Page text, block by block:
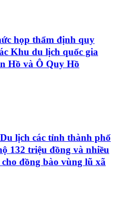
họp thẩm định quy
Khu du lịch quốc gia
Hồ và Ô Quy Hồ
lịch các tỉnh thành phố
132 triệu đồng và nhiều
đồng bào vùng lũ xã